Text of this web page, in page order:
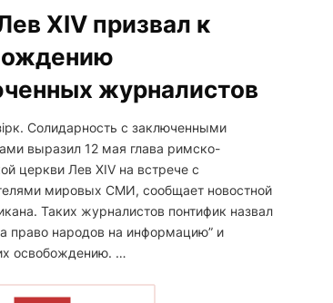
XIV призвал к
журналистов
Солидарность с заключенными
выразил 12 мая глава римско-
церкви Лев XIV на встрече с
мировых СМИ, сообщает новостной
Таких журналистов понтифик назвал
право народов на информацию” и
освобождению. …